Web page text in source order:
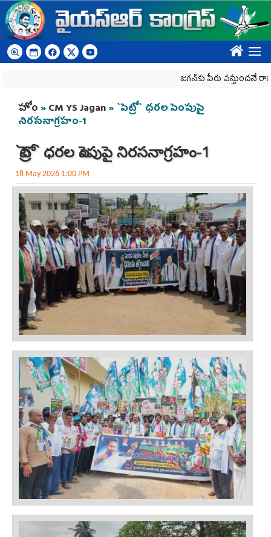
Skip to main content
????
జగన్‌కు పేరు వస్తుందనే రాజకీయ
You are here
హోం »CM YS Jagan» `పెట్రో` ధరల పెంపుపై
నిరసనాగ్రహం-1
`పెట్రో` ధరల పెంపుపై నిరసనాగ్రహం-1
18 May 2026 1:00 PM